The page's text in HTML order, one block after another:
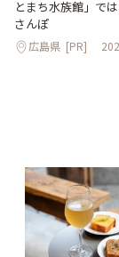
とまち水族館」で
さんぽ
広島県 [PR]